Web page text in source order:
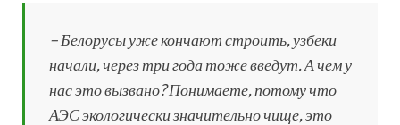
– Белорусы уже кончают строить, узбеки
начали, через три года тоже введут. А чем у
нас это вызвано? Понимаете, потому что
АЭС экологически значительно чище, это